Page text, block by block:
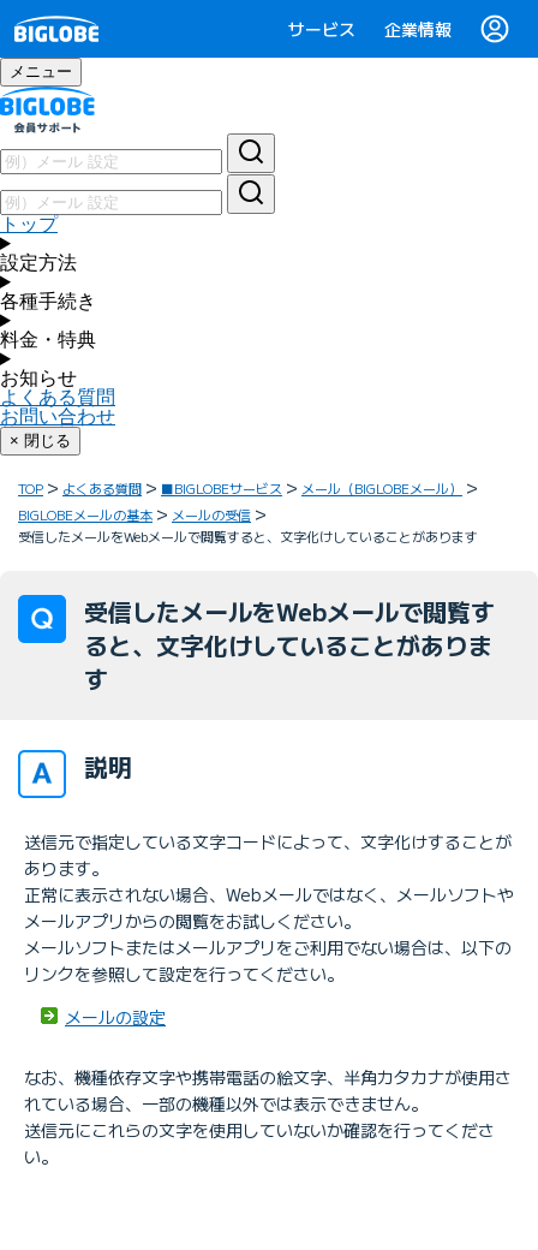
サービス 企業情報
メニュー
トップ
設定方法
各種手続き
料金・特典
お知らせ
よくある質問
お問い合わせ
× 閉じる
TOP よくある質問 ■BIGLOBEサービス
メール（BIGLOBEメール）
BIGLOBEメールの基本
メールの受信
受信したメールをWebメールで閲覧すると、文字化けしていることがあります
受信したメールをWebメールで閲覧す
ると、文字化けしていることがありま
す
説明
送信元で指定している文字コードによって、文字化けすることが
あります。
正常に表示されない場合、Webメールではなく、メールソフトや
メールアプリからの閲覧をお試しください。
メールソフトまたはメールアプリをご利用でない場合は、以下の
リンクを参照して設定を行ってください。
メールの設定
なお、機種依存文字や携帯電話の絵文字、半角カタカナが使用さ
れている場合、一部の機種以外では表示できません。
送信元にこれらの文字を使用していないか確認を行ってくださ
い。